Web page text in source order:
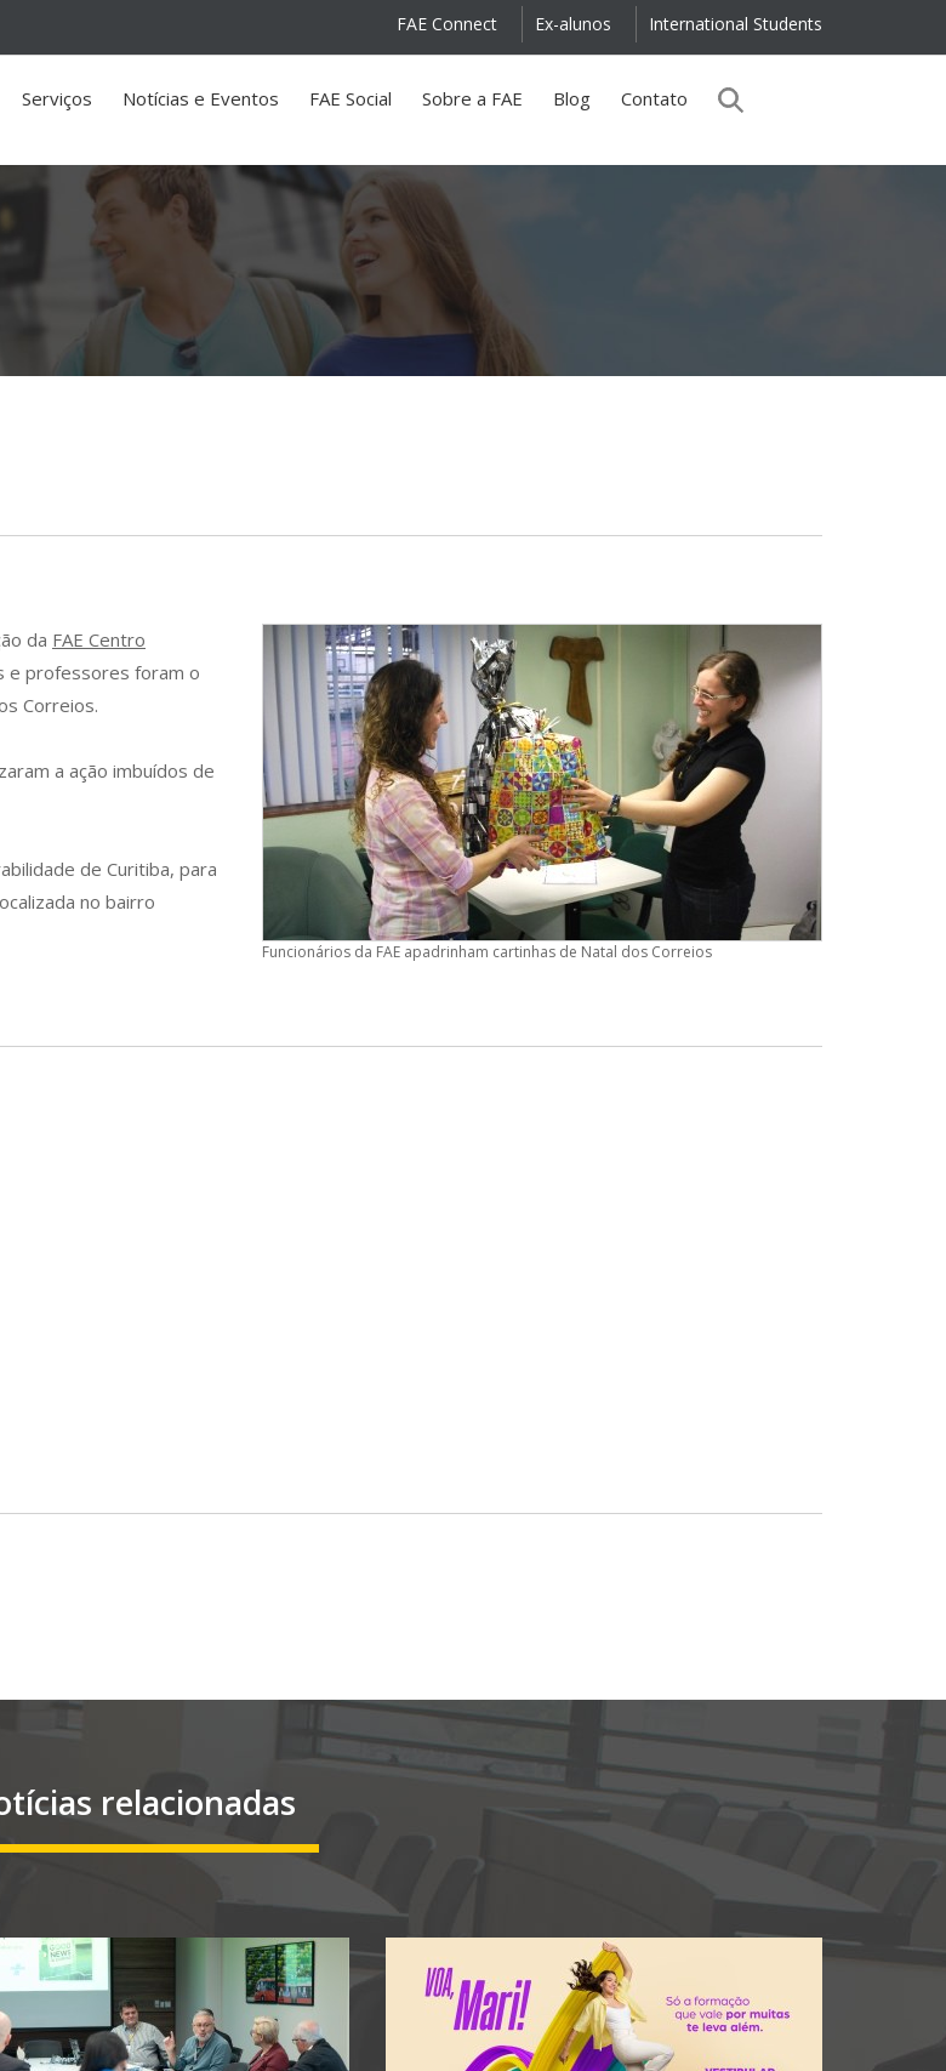
International Students
Ex-alunos
FAE Connect
Serviços Notícias e Eventos FAE Social Sobre a FAE Blog Contato
Funcionários da FAE apadrinham cartinhas de Natal dos Correios
da FAE Centro
e professores foram o
Correios.
a ação imbuídos de
de Curitiba, para
no bairro
relacionadas